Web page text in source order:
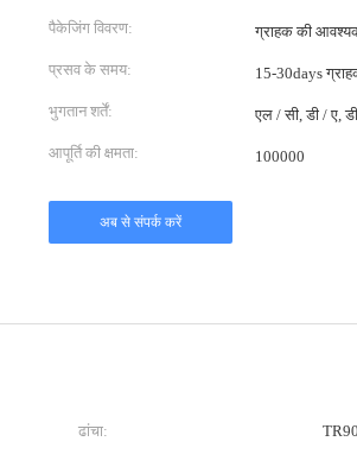
पैकेजिंग विवरण: ग्राहक की
प्रसव के समय: 15-30days
भुगतान शर्तें: एल / सी, डी / ए, डी
आपूर्ति की क्षमता: 100000
अब से संपर्क करें
ढांचा:
TR90